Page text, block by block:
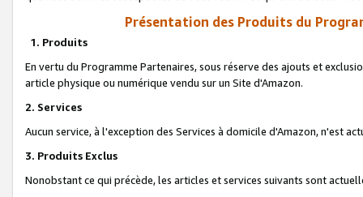
Présentation des Produits du
1. Produits
En vertu du Programme Partenaires, sous réserve des ajouts et
article physique ou numérique vendu sur un Site d'Amazon.
2. Services
Aucun service, à l'exception des Services à domicile d'Amazon, n'est
3. Produits Exclus
Nonobstant ce qui précède, les articles et services suivants sont